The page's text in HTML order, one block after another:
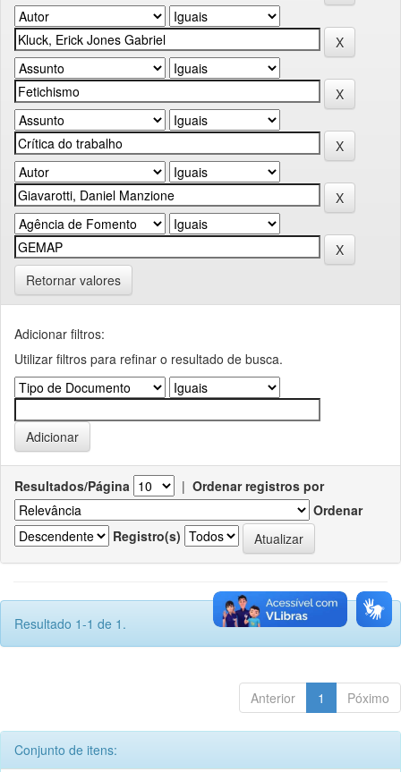
Retornar valores
Adicionar filtros:
Utilizar filtros para refinar o resultado de busca.
Resultados/Página | Ordenar registros por
Ordenar
Registro(s)
Resultado 1-1 de 1.
Anterior 1 Póximo
Conjunto de itens: